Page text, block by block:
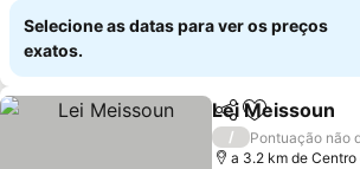
Selecione as datas para ver os preços
exatos.
PartilharAdicionar
Lei Meissoun
/
Pontuação não
a 3.2 km de